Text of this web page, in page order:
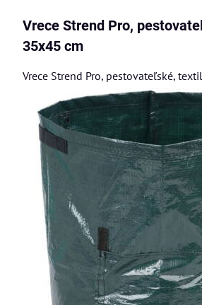
Vrece Strend Pro,
35x45 cm
Vrece Strend Pro, pestovateľské,